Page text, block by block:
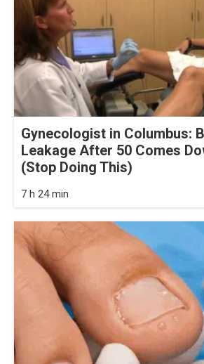
Gynecologist in Columbus:
Leakage After 50 Comes
(Stop Doing This)
7 h 24 min